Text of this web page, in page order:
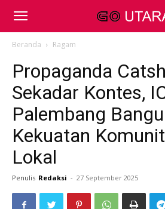
Beranda Ragam
Propaganda
Sekadar Kontes,
Palembang
Kekuatan
Lokal
Penulis Redaksi - 27 September 2025